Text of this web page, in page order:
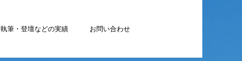
執筆・登壇などの実績 お問い合わせ